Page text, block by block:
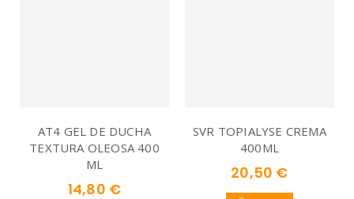
AT4 GEL DE DUCHA
TEXTURA OLEOSA 400
ML
14,80 €
SVR TOPIALYSE CREMA
400ML
20,50 €